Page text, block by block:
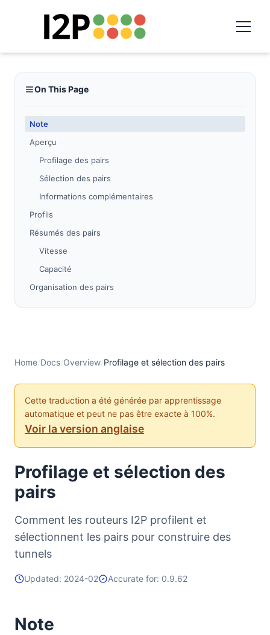
On This Page
Note
Aperçu
Profilage des pairs
Sélection des pairs
Informations complémentaires
Profils
Résumés des pairs
Vitesse
Capacité
Organisation des pairs
Sélection des pairs pour les tunnels clients
Restrictions
Ordre des pairs dans les tunnels
Travaux futurs
Notes
Références
Home/Docs/Overview/Profilage et sélection des pairs
Cette traduction a été générée par apprentissage
automatique et peut ne pas être exacte à 100%.
Voir la version anglaise
Profilage et sélection des
pairs
Comment les routeurs I2P profilent et
sélectionnent les pairs pour construire des
tunnels
Updated: 2024-02 Accurate for: 0.9.62
Note